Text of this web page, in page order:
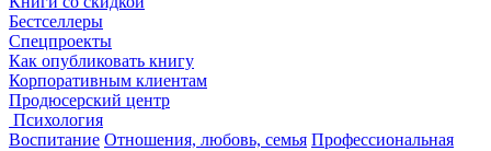
Бестселлеры
Спецпроекты
Как опубликовать книгу
Корпоративным клиентам
Продюсерский центр
Психология
Воспитание Отношения, любовь, семья Профессиональная